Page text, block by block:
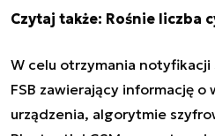
Czytaj także: Rośnie liczba
W celu otrzymania notyfikacji
FSB zawierający informację o
urządzenia, algorytmie